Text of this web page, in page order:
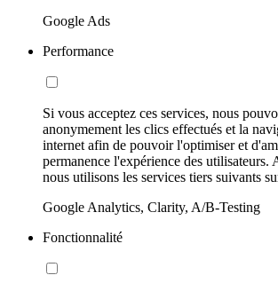
Google Ads
Performance
Si vous acceptez ces services, nous
anonymement les clics effectués et la
internet afin de pouvoir l'optimiser et
permanence l'expérience des utilisateurs.
nous utilisons les services tiers suivants
Google Analytics, Clarity, A/B-Testing
Fonctionnalité